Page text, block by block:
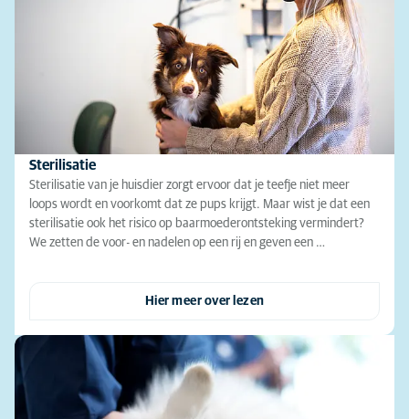
Sterilisatie
Sterilisatie van je huisdier zorgt ervoor dat je teefje niet meer
loops wordt en voorkomt dat ze pups krijgt. Maar wist je dat een
sterilisatie ook het risico op baarmoederontsteking vermindert?
We zetten de voor- en nadelen op een rij en geven een …
Hier meer over lezen